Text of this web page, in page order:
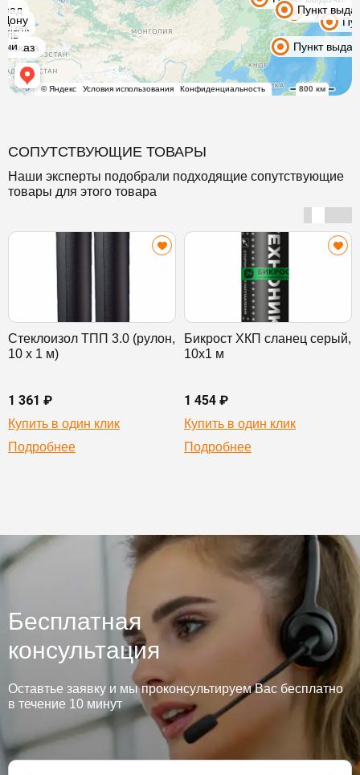
СОПУТСТВУЮЩИЕ ТОВАРЫ
Наши эксперты подобрали подходящие сопутствующие
товары для этого товара
Стеклоизол ТПП 3.0 (рулон,
10 х 1 м)
1 361 ₽
Купить в один клик
Подробнее
Бикрост ХКП сланец серый,
10х1 м
1 454 ₽
Купить в один клик
Подробнее
Бесплатная
консультация
Оставтье заявку и мы проконсультируем Вас бесплатно
в течение 10 минут